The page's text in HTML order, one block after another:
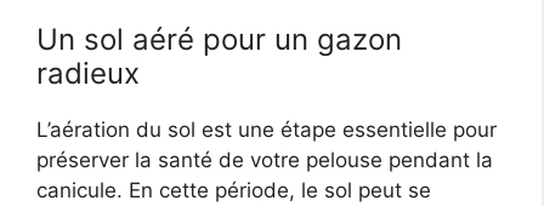
Un sol aéré pour un gazon
radieux
L’aération du sol est une étape essentielle pour
préserver la santé de votre pelouse pendant la
canicule. En cette période, le sol peut se